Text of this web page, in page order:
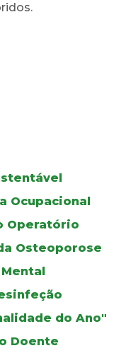
Ocupacional
Operatório
Osteoporose
do Ano"
Doente